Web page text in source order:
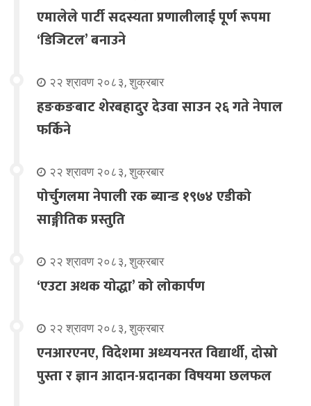
एमालेले पार्टी सदस्यता प्रणालीलाई पूर्ण रूपमा
‘डिजिटल’ बनाउने
२२ श्रावण २०८३, शुक्रबार
हङकङबाट शेरबहादुर देउवा साउन २६ गते नेपाल
फर्किने
२२ श्रावण २०८३, शुक्रबार
पोर्चुगलमा नेपाली रक ब्यान्ड १९७४ एडीको
साङ्गीतिक प्रस्तुति
२२ श्रावण २०८३, शुक्रबार
‘एउटा अथक योद्धा’ को लोकार्पण
२२ श्रावण २०८३, शुक्रबार
एनआरएनए, विदेशमा अध्ययनरत विद्यार्थी, दोस्रो
पुस्ता र ज्ञान आदान-प्रदानका विषयमा छलफल